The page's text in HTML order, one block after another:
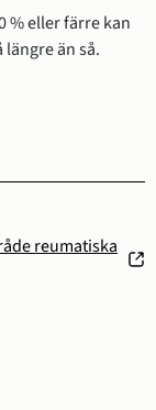
% eller färre kan
än så.
reumatiska